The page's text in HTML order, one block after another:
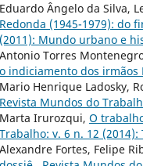
Eduardo Ângelo da Silva,
Redonda (1945-1979): do
(2011): Mundo urbano e
Antonio Torres
o indiciamento dos irmãos
Mario Henrique Ladosky,
Revista Mundos do
Marta Irurozqui, O
Trabalho: v. 6 n. 12
Alexandre Fortes, Felipe